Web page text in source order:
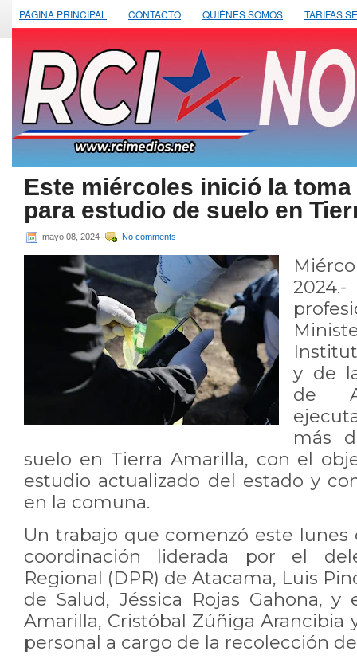
PÁGINA PRINCIPAL CONTACTO QUIÉNES SOMOS TARIFAS
Este miércoles inició la
para estudio de suelo en
mayo 08, 2024 No comments
2024.-
y de
de
más
suelo en Tierra Amarilla, con el
estudio actualizado del estado y
en la comuna.
Un trabajo que comenzó este
coordinación liderada por el
Regional (DPR) de Atacama, Luis
de Salud, Jéssica Rojas Gahona,
Amarilla, Cristóbal Zúñiga Arancibia
personal a cargo de la recolección